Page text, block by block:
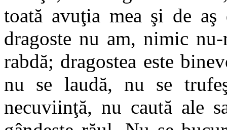
toată avuţia mea şi de
dragoste nu am, nimic
rabdă; dragostea este
nu se laudă, nu se
necuviinţă, nu caută ale